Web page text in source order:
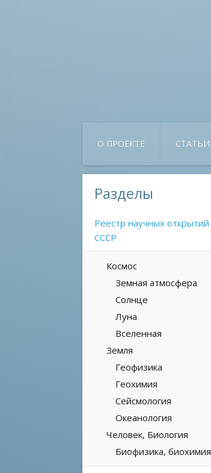
О ПРОЕКТЕ СТАТЬИ
Разделы
Реестр научных открытий
СССР
Космос
Земная атмосфера
Солнце
Луна
Вселенная
Земля
Геофизика
Геохимия
Сейсмология
Океанология
Человек, Биология
Биофизика, биохимия